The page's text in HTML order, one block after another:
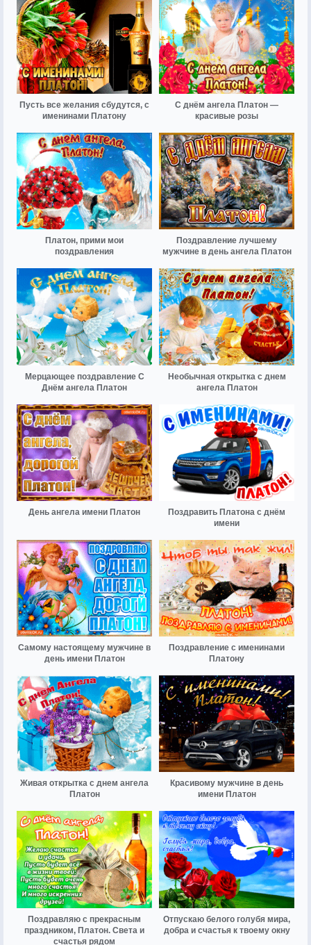
Пусть все желания сбудутся, с
именинами Платону
С днём ангела Платон —
красивые розы
Платон, прими мои
поздравления
Поздравление лучшему
мужчине в день ангела Платон
Мерцающее поздравление С
Днём ангела Платон
Необычная открытка с днем
ангела Платон
День ангела имени Платон
Поздравить Платона с днём
имени
Самому настоящему мужчине в
день имени Платон
Поздравление с именинами
Платону
Живая открытка с днем ангела
Платон
Красивому мужчине в день
имени Платон
Поздравляю с прекрасным
праздником, Платон. Света и
счастья рядом
Отпускаю белого голубя мира,
добра и счастья к твоему окну